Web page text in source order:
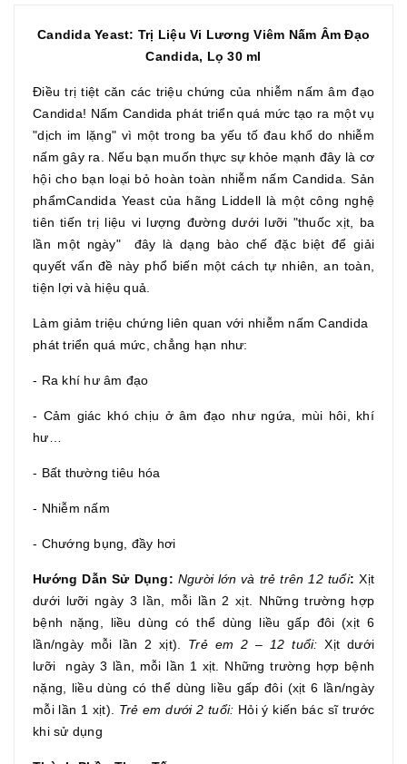
Candida Yeast: Trị Liệu Vi Lương Viêm Nấm Âm Đạo
Candida, Lọ 30 ml
Điều trị tiệt căn các triệu chứng của nhiễm nấm âm đạo
Candida! Nấm Candida phát triển quá mức tạo ra một vụ
"dịch im lặng" vì một trong ba yếu tố đau khổ do nhiễm
nấm gây ra. Nếu bạn muốn thực sự khỏe mạnh đây là cơ
hội cho bạn loại bỏ hoàn toàn nhiễm nấm Candida. Sản
phẩmCandida Yeast của hãng Liddell là một công nghệ
tiên tiến trị liệu vi lượng đường dưới lưỡi "thuốc xịt, ba
lần một ngày" đây là dạng bào chế đặc biệt để giải
quyết vấn đề này phổ biến một cách tự nhiên, an toàn,
tiện lợi và hiệu quả.
Làm giảm triệu chứng liên quan với nhiễm nấm Candida
phát triển quá mức, chẳng hạn như:
- Ra khí hư âm đạo
- Cảm giác khó chịu ở âm đạo như ngứa, mùi hôi, khí
hư…
- Bất thường tiêu hóa
- Nhiễm nấm
- Chướng bụng, đầy hơi
Hướng Dẫn Sử Dụng: Người lớn và trẻ trên 12 tuổi:Xịt
dưới lưỡi ngày 3 lần, mỗi lần 2 xịt. Những trường hợp
bệnh nặng, liều dùng có thể dùng liều gấp đôi (xịt 6
lần/ngày mỗi lần 2 xịt). Trẻ em 2 – 12 tuổi:Xịt dưới
lưỡi ngày 3 lần, mỗi lần 1 xịt. Những trường hợp bệnh
nặng, liều dùng có thể dùng liều gấp đôi (xịt 6 lần/ngày
mỗi lần 1 xịt). Trẻ em dưới 2 tuổi: Hỏi ý kiến bác sĩ trước
khi sử dụng